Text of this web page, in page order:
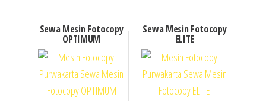
Sewa Mesin Fotocopy
OPTIMUM
Sewa Mesin Fotocopy
ELITE